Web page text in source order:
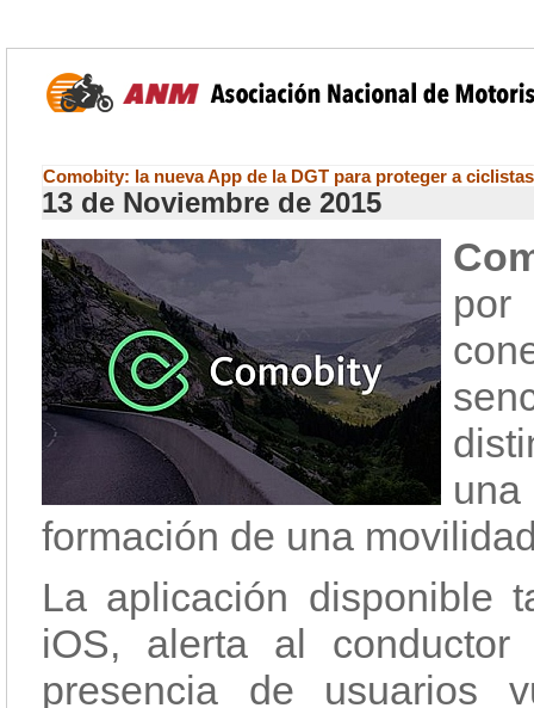
Comobity: la nueva App de la DGT para proteger a
13 de Noviembre de 2015
formación de una
La aplicación disponible
iOS, alerta al
presencia de usuarios